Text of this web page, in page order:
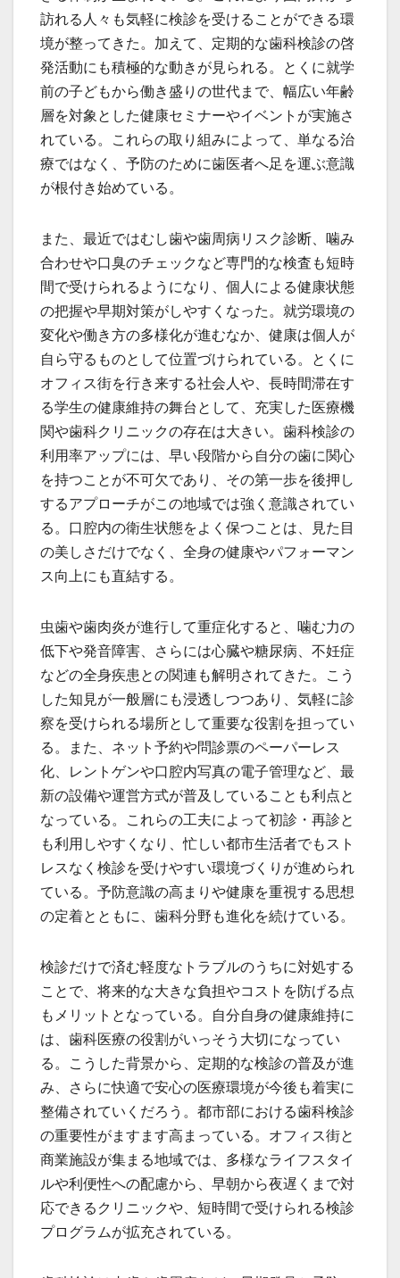
訪れる人々も気軽に検診を受けることができる環
境が整ってきた。加えて、定期的な歯科検診の啓
発活動にも積極的な動きが見られる。とくに就学
前の子どもから働き盛りの世代まで、幅広い年齢
層を対象とした健康セミナーやイベントが実施さ
れている。これらの取り組みによって、単なる治
療ではなく、予防のために歯医者へ足を運ぶ意識
が根付き始めている。
また、最近ではむし歯や歯周病リスク診断、噛み
合わせや口臭のチェックなど専門的な検査も短時
間で受けられるようになり、個人による健康状態
の把握や早期対策がしやすくなった。就労環境の
変化や働き方の多様化が進むなか、健康は個人が
自ら守るものとして位置づけられている。とくに
オフィス街を行き来する社会人や、長時間滞在す
る学生の健康維持の舞台として、充実した医療機
関や歯科クリニックの存在は大きい。歯科検診の
利用率アップには、早い段階から自分の歯に関心
を持つことが不可欠であり、その第一歩を後押し
するアプローチがこの地域では強く意識されてい
る。口腔内の衛生状態をよく保つことは、見た目
の美しさだけでなく、全身の健康やパフォーマン
ス向上にも直結する。
虫歯や歯肉炎が進行して重症化すると、噛む力の
低下や発音障害、さらには心臓や糖尿病、不妊症
などの全身疾患との関連も解明されてきた。こう
した知見が一般層にも浸透しつつあり、気軽に診
察を受けられる場所として重要な役割を担ってい
る。また、ネット予約や問診票のペーパーレス
化、レントゲンや口腔内写真の電子管理など、最
新の設備や運営方式が普及していることも利点と
なっている。これらの工夫によって初診・再診と
も利用しやすくなり、忙しい都市生活者でもスト
レスなく検診を受けやすい環境づくりが進められ
ている。予防意識の高まりや健康を重視する思想
の定着とともに、歯科分野も進化を続けている。
検診だけで済む軽度なトラブルのうちに対処する
ことで、将来的な大きな負担やコストを防げる点
もメリットとなっている。自分自身の健康維持に
は、歯科医療の役割がいっそう大切になってい
る。こうした背景から、定期的な検診の普及が進
み、さらに快適で安心の医療環境が今後も着実に
整備されていくだろう。都市部における歯科検診
の重要性がますます高まっている。オフィス街と
商業施設が集まる地域では、多様なライフスタイ
ルや利便性への配慮から、早朝から夜遅くまで対
応できるクリニックや、短時間で受けられる検診
プログラムが拡充されている。